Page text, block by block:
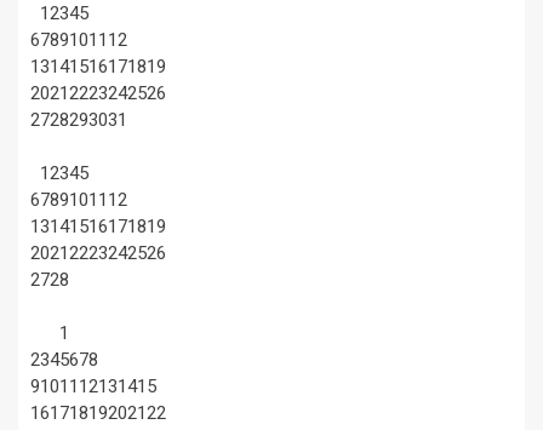
12345
67891011 12
13141516171819
20212223242526
2728293031
12345
67891011 12
13141516171819
20212223242526
2728
1
2345678
91011 12131415
16171819202122